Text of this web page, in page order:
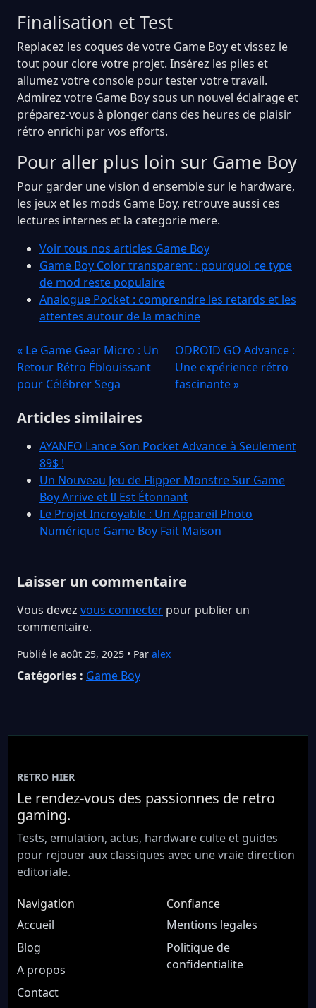
Finalisation et Test
Replacez les coques de votre Game Boy et vissez le
tout pour clore votre projet. Insérez les piles et
allumez votre console pour tester votre travail.
Admirez votre Game Boy sous un nouvel éclairage et
préparez-vous à plonger dans des heures de plaisir
rétro enrichi par vos efforts.
Pour aller plus loin sur Game Boy
Pour garder une vision d ensemble sur le hardware,
les jeux et les mods Game Boy, retrouve aussi ces
lectures internes et la categorie mere.
Voir tous nos articles Game Boy
Game Boy Color transparent : pourquoi ce type
de mod reste populaire
Analogue Pocket : comprendre les retards et les
attentes autour de la machine
« Le Game Gear Micro : Un
Retour Rétro Éblouissant
pour Célébrer Sega
ODROID GO Advance :
Une expérience rétro
fascinante »
Articles similaires
AYANEO Lance Son Pocket Advance à Seulement
89$ !
Un Nouveau Jeu de Flipper Monstre Sur Game
Boy Arrive et Il Est Étonnant
Le Projet Incroyable : Un Appareil Photo
Numérique Game Boy Fait Maison
Laisser un commentaire
Vous devez vous connecter pour publier un
commentaire.
Publié le août 25, 2025 • Par alex
Catégories : Game Boy
RETRO HIER
Le rendez-vous des passionnes de retro
gaming.
Tests, emulation, actus, hardware culte et guides
pour rejouer aux classiques avec une vraie direction
editoriale.
Navigation
Accueil
Blog
A propos
Contact
Confiance
Mentions legales
Politique de
confidentialite